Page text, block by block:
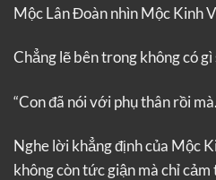
Mộc Lân Đoàn nhìn Mộc Kinh
Chẳng lẽ bên trong không có gì
“Con đã nói với phụ thân rồi
Nghe lời khẳng định của Mộc
không còn tức giận mà chỉ cảm